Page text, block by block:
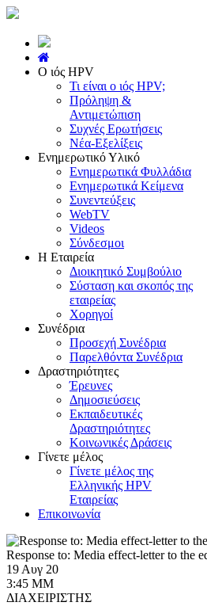
Ο ιός HPV
Τι είναι ο ιός HPV;
Πρόληψη &
Αντιμετώπιση
Συχνές Ερωτήσεις
Νέα-Εξελίξεις
Ενημερωτικό Υλικό
Ενημερωτικά Φυλλάδια
Ενημερωτικά Κείμενα
Συνεντεύξεις
WebTV
Videos
Σύνδεσμοι
Η Εταιρεία
Διοικητικό Συμβούλιο
Σύσταση και σκοπός της
εταιρείας
Χορηγοί
Συνέδρια
Προσεχή Συνέδρια
Παρελθόντα Συνέδρια
Δραστηριότητες
Έρευνες
Δημοσιεύσεις
Εκπαιδευτικές
Δραστηριότητες
Κοινωνικές Δράσεις
Γίνετε μέλος
Γίνετε μέλος της
Ελληνικής HPV
Εταιρείας
Επικοινωνία
Response to: Media effect-letter to the
19 Αυγ 20
3:45 ΜΜ
ΔΙΑΧΕΙΡΙΣΤΗΣ